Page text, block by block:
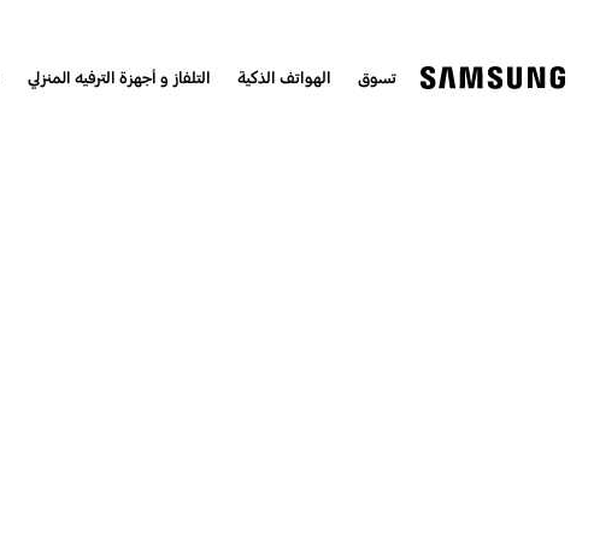
تسوق الهواتف الذكية التلفاز و أجهزة الترفيه المنزلي